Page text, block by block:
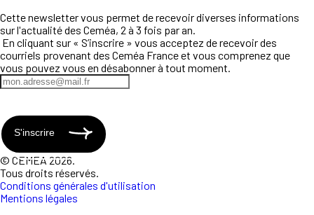
Cette newsletter vous permet de recevoir diverses informations
sur l'actualité des Ceméa, 2 à 3 fois par an.
En cliquant sur « S’inscrire » vous acceptez de recevoir des
courriels provenant des Ceméa France et vous comprenez que
vous pouvez vous en désabonner à tout moment.
S'inscrire
© CEMEA 2026.
Tous droits réservés.
Conditions générales d'utilisation
Mentions légales